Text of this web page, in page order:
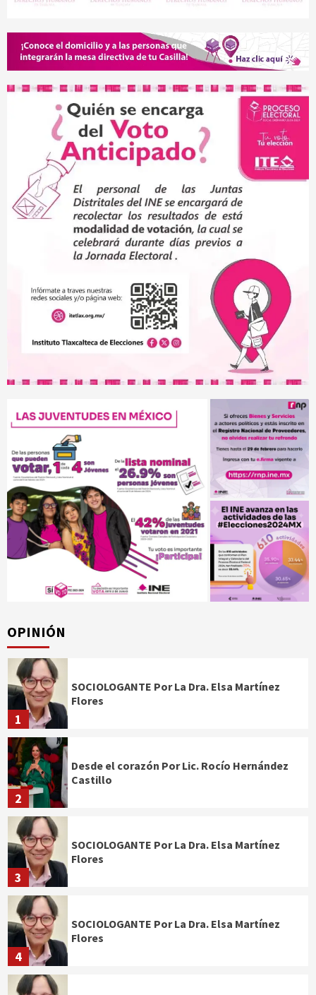
OPINIÓN
1
SOCIOLOGANTE Por La Dra. Elsa Martínez
Flores
2
Desde el corazón Por Lic. Rocío Hernández
Castillo
3
SOCIOLOGANTE Por La Dra. Elsa Martínez
Flores
4
SOCIOLOGANTE Por La Dra. Elsa Martínez
Flores